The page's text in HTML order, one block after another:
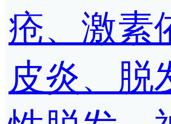
疮、激素
皮炎、脱